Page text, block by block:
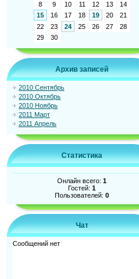
8
9 10 11 12 13
14
15
16 17 18 19 20
21
22
23 24 25 26 27
28
29
30
Архив записей
2010 Сентябрь
2010 Октябрь
2010 Ноябрь
2011 Март
2011 Апрель
Статистика
Онлайн всего: 1
Гостей: 1
Пользователей: 0
Чат